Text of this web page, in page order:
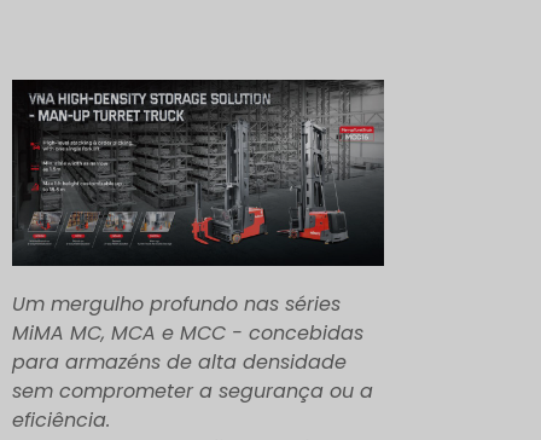
Um mergulho profundo nas séries
MiMA MC, MCA e MCC - concebidas
para armazéns de alta densidade
sem comprometer a segurança ou a
eficiência.